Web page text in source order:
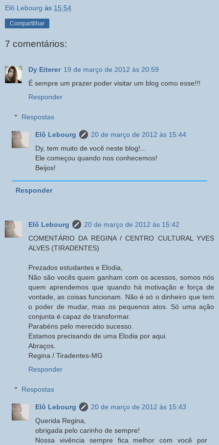
Elô Lebourg às 15:54
Compartilhar
7 comentários:
Dy Eiterer 19 de março de 2012 às 20:59
É sempre um prazer poder visitar um blog como esse!!!
Responder
Respostas
Elô Lebourg
20 de março de 2012 às 15:44
Dy, tem muito de você neste blog!...
Ele começou quando nos conhecemos!
Beijos!
Responder
Elô Lebourg
20 de março de 2012 às 15:42
COMENTÁRIO DA REGINA / CENTRO CULTURAL YVES
ALVES (TIRADENTES)
Prezados estudantes e Elodia,
Não são vocês quem ganham com os acessos, somos nós
quem aprendemos que quando há motivação e força de
vontade, as coisas funcionam. Não é só o dinheiro que tem
o poder de mudar, mas os pequenos atos. Só uma ação
conjunta é capaz de transformar.
Parabéns pelo merecido sucesso.
Estamos precisando de uma Elodia por aqui.
Abraços.
Regina / Tiradentes-MG
Responder
Respostas
Elô Lebourg
20 de março de 2012 às 15:43
Querida Regina,
obrigada pelo carinho de sempre!
Nossa vivência sempre fica melhor com você por